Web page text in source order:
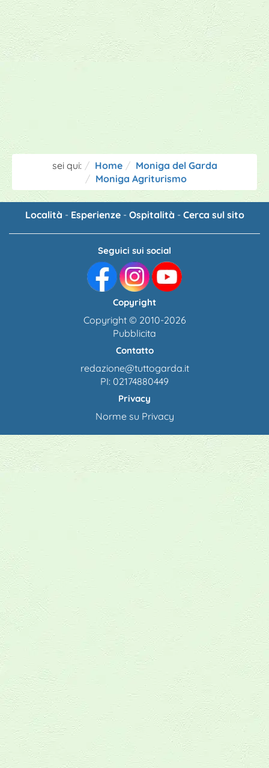
sei qui: Home
Moniga del Garda
Moniga Agriturismo
Località - Esperienze- Ospitalità - Cerca sul sito
Seguici sui social
Copyright
Copyright © 2010-2026
Pubblicita
Contatto
redazione@tuttogarda.it
PI: 02174880449
Privacy
Norme su Privacy